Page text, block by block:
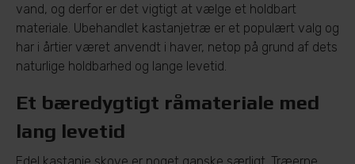
vand, og derfor er det vigtigt at vælge et holdbart
materiale. Ubehandlet kastanjetræ er et populært valg og
har i årtier været anvendt i haver, netop på grund af dets
naturlige holdbarhed og lange levetid.
Et bæredygtigt råmateriale med
lang levetid
Edel kastanje skove er noget ganske særligt. Træerne